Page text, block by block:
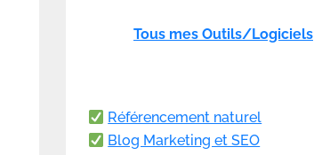
Tous mes Outils/Logiciels
Référencement naturel
Blog Marketing et SEO